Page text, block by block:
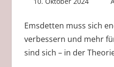
Emsdetten muss sich
verbessern und mehr
sind sich – in der